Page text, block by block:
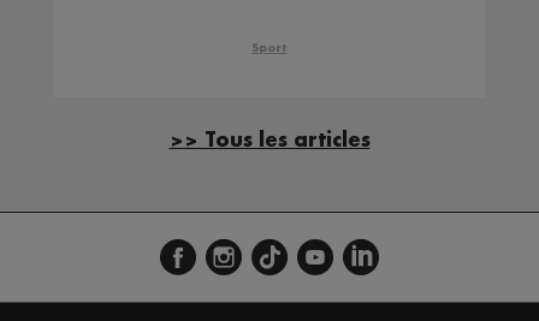
Sport
>> Tous les articles